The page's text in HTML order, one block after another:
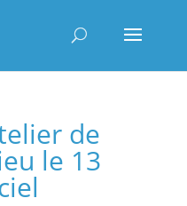
de
le 13